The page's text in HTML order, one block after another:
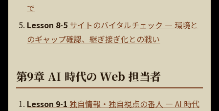
で
Lesson 8-5 サイトのバイタルチェック — 環境と
のギャップ確認、継ぎ接ぎ化との戦い
第9章 AI 時代の Web 担当者
Lesson 9-1 独自情報・独自視点の番人 — AI 時代